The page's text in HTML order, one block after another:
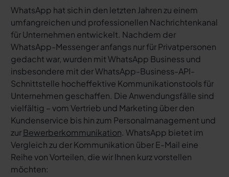
WhatsApp hat sich in den letzten Jahren zu einem
umfangreichen und professionellen Nachrichtenkanal
für Unternehmen entwickelt. Nachdem der
WhatsApp-Messenger anfangs nur für Privatpersonen
gedacht war, wurden mit WhatsApp Business und
insbesondere mit der WhatsApp-Business-API-
Schnittstelle hocheffektive Kommunikationstools für
Unternehmen geschaffen. Die Anwendungsfälle sind
vielfältig – vom Vertrieb und Marketing über den
Kundenservice bis hin zum Personalmanagement und
zurBewerberkommunikation. WhatsApp bietet im
Vergleich zu der Kommunikation über E-Mail eine
Reihe von Vorteilen, die wir Ihnen kurz vorstellen
möchten: